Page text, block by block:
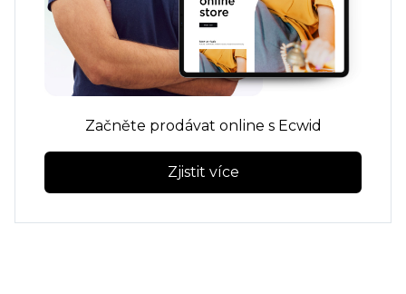
Začněte prodávat online s Ecwid
Zjistit více